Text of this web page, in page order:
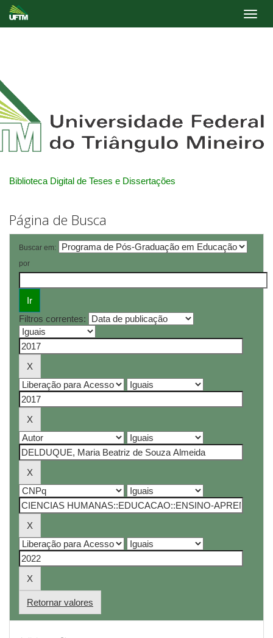
Biblioteca Digital de Teses e Dissertações
Página de Busca
Buscar em:
por
Filtros correntes:
Retornar valores